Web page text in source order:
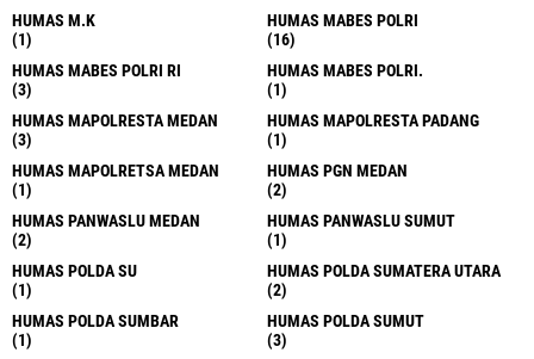
HUMAS M.K
(1)
HUMAS MABES POLRI
(16)
HUMAS MABES POLRI RI
(3)
HUMAS MABES POLRI.
(1)
HUMAS MAPOLRESTA MEDAN
(3)
HUMAS MAPOLRESTA PADANG
(1)
HUMAS MAPOLRETSA MEDAN
(1)
HUMAS PGN MEDAN
(2)
HUMAS PANWASLU MEDAN
(2)
HUMAS PANWASLU SUMUT
(1)
HUMAS POLDA SU
(1)
HUMAS POLDA SUMATERA UTARA
(2)
HUMAS POLDA SUMBAR
(1)
HUMAS POLDA SUMUT
(3)